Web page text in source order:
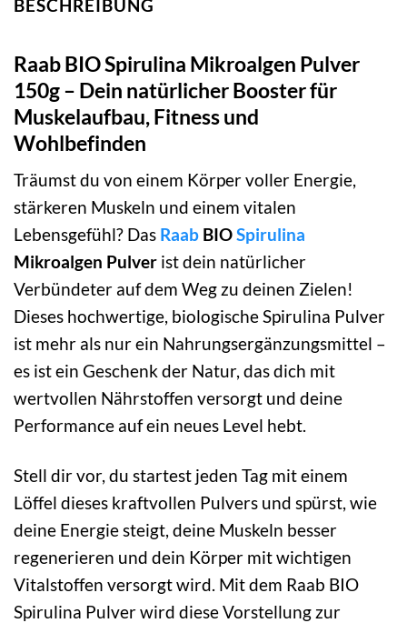
BESCHREIBUNG
Raab BIO Spirulina Mikroalgen Pulver
150g – Dein natürlicher Booster für
Muskelaufbau, Fitness und
Wohlbefinden
Träumst du von einem Körper voller Energie,
stärkeren Muskeln und einem vitalen
Lebensgefühl? Das Raab BIOSpirulina
Mikroalgen Pulver ist dein natürlicher
Verbündeter auf dem Weg zu deinen Zielen!
Dieses hochwertige, biologische Spirulina Pulver
ist mehr als nur ein Nahrungsergänzungsmittel –
es ist ein Geschenk der Natur, das dich mit
wertvollen Nährstoffen versorgt und deine
Performance auf ein neues Level hebt.
Stell dir vor, du startest jeden Tag mit einem
Löffel dieses kraftvollen Pulvers und spürst, wie
deine Energie steigt, deine Muskeln besser
regenerieren und dein Körper mit wichtigen
Vitalstoffen versorgt wird. Mit dem Raab BIO
Spirulina Pulver wird diese Vorstellung zur